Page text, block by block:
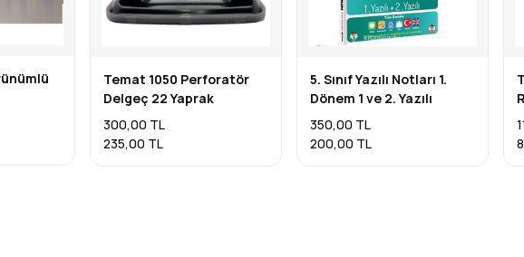
Temat 1050 Perforatör
Delgeç 22 Yaprak
300,00 TL
235,00 TL
5. Sınıf Yazılı Notları 1.
Dönem 1 ve 2. Yazılı
350,00 TL
200,00 TL